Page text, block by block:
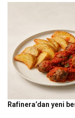
Rafinera’dan yeni